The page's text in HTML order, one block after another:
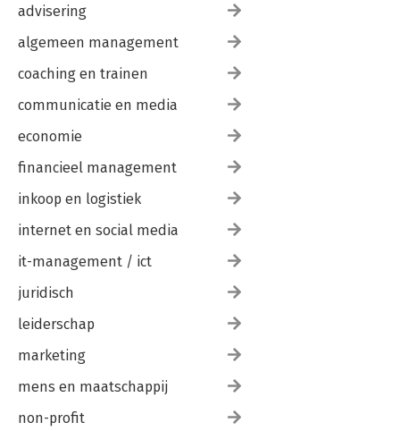
advisering
algemeen management
coaching en trainen
communicatie en media
economie
financieel management
inkoop en logistiek
internet en social media
it-management / ict
juridisch
leiderschap
marketing
mens en maatschappij
non-profit